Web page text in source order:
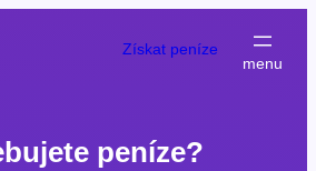
Získat peníze
peníze?